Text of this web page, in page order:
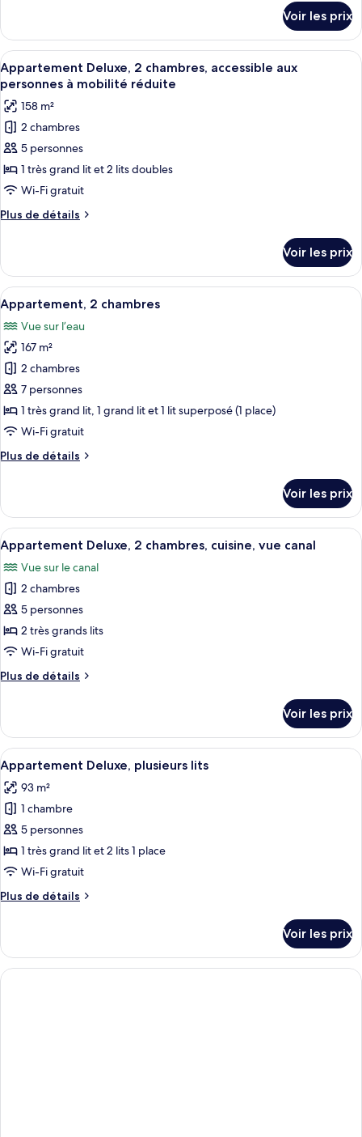
2
grands
lits,
accessible
aux
personnes
à
mobilité
réduite
le
type
de
chambre
Appartement
Deluxe,
2
grands
lits,
accessible
personnes
à
mobilité
Voir les prix
Afficher
toutes
les
photos
pour
ce
type
de
chambre :
Appartement
2
chambres,
accessible
aux
personnes
à
mobilité
réduite
Une chambre d’hôtel moderne,
10
Appartement Deluxe, 2 chambres, accessible aux
personnes à mobilité réduite
158 m²
2 chambres
5 personnes
1 très grand lit et 2 lits doubles
Wi-Fi gratuit
Plus de détails
Plus
le
type
de
chambre
Appartement
Deluxe,
2
chambres,
accessible
aux
personnes
à
réduite
Voir les prix
Afficher
toutes
les
photos
pour
ce
type
de
chambre :
Appartement,
Une chambre d’hôtel moderne
10
Appartement, 2 chambres
Vue sur l’eau
167 m²
2 chambres
7 personnes
1 très grand lit, 1 grand lit et 1 lit superposé (1 place)
Wi-Fi gratuit
Plus de détails
Plus
le
type
de
chambre
Appartement,
2
chambres
Voir les prix
Afficher
toutes
les
photos
pour
ce
type
chambre :
2
chambres,
cuisine,
vue
canal
Un salon moderne avec un canapé
15
Appartement Deluxe, 2 chambres, cuisine, vue canal
Vue sur le canal
2 chambres
5 personnes
2 très grands lits
Wi-Fi gratuit
Plus de détails
Plus
le
type
de
chambre
Appartement
Deluxe,
chambres,
cuisine,
vue
canal
Voir les prix
Afficher
toutes
les
photos
pour
ce
type
chambre :
plusieurs
lits
Un salon moderne comprenant un
7
Appartement Deluxe, plusieurs lits
93 m²
1 chambre
5 personnes
1 très grand lit et 2 lits 1 place
Wi-Fi gratuit
Plus de détails
Plus
le
type
de
Voir les prix